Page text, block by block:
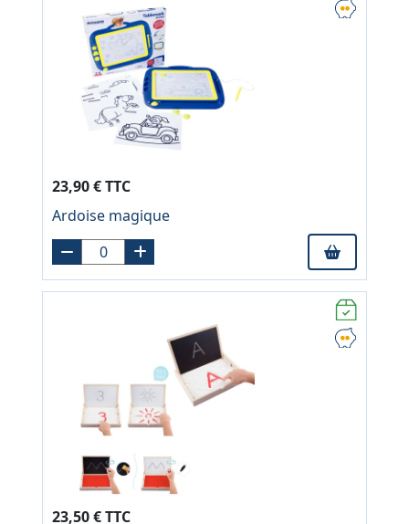
23,90 € TTC
Ardoise magique
23,50 € TTC